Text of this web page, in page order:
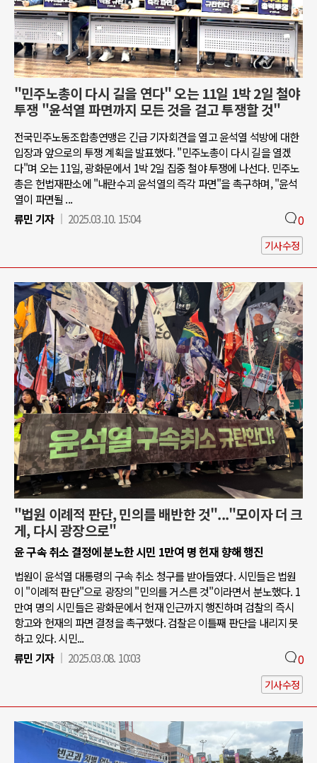
"민주노총이 다시 길을 연다" 오는 11일 1박 2일 철야
투쟁 "윤석열 파면까지 모든 것을 걸고 투쟁할 것"
전국민주노동조합총연맹은 긴급 기자회견을 열고 윤석열 석방에 대한
입장과 앞으로의 투쟁 계획을 발표했다. "민주노총이 다시 길을 열겠
다"며 오는 11일, 광화문에서 1박 2일 집중 철야 투쟁에 나선다. 민주노
총은 헌법재판소에 "내란수괴 윤석열의 즉각 파면"을 촉구하며, "윤석
열이 파면될 ...
류민 기자
2025.03.10. 15:04 0
기사수정
"법원 이례적 판단, 민의를 배반한 것"..."모이자 더 크
게, 다시 광장으로"
윤 구속 취소 결정에 분노한 시민 1만여 명 헌재 향해 행진
법원이 윤석열 대통령의 구속 취소 청구를 받아들였다. 시민들은 법원
이 "이례적 판단"으로 광장의 "민의를 거스른 것"이라면서 분노했다. 1
만여 명의 시민들은 광화문에서 헌재 인근까지 행진하며 검찰의 즉시
항고와 헌재의 파면 결정을 촉구했다. 검찰은 이틀째 판단을 내리지 못
하고 있다. 시민...
류민 기자
2025.03.08. 10:03 0
기사수정